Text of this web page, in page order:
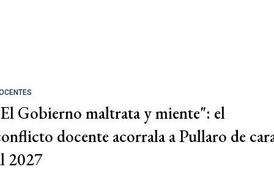
Gobierno maltrata y miente": el
docente acorrala a Pullaro de
2027